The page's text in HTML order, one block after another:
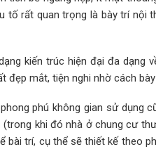
rất quan trọng là bày trí nội
kiến trúc hiện đại đa dạng
đẹp mắt, tiện nghi nhờ cách
phú không gian sử dụng
khi đó nhà ở chung cư
trí, cụ thể sẽ thiết kế theo